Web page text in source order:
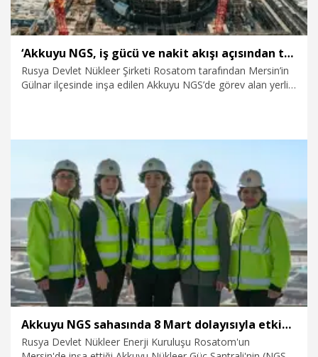
‘Akkuyu NGS, iş gücü ve nakit akışı açısından tedarikçiler için büyük bir pazar’
Rusya Devlet Nükleer Şirketi Rosatom tarafından Mersin’in
Gülnar ilçesinde inşa edilen Akkuyu NGS’de görev alan yerli
belirten AECONDEMEKS Genel Müdürü Atilla Evrensel,
“Akkuyu NGS, iş gücü ve nakit akışı açısından tedarikçiler için
büyük bir pazar” dedi.
12.03.2025 Kurumsal
Akkuyu NGS sahasında 8 Mart dolayısıyla etkinlik düzenlendi
Rusya Devlet Nükleer Enerji Kuruluşu Rosatom'un